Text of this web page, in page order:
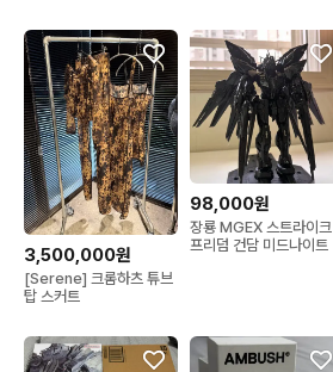
3,500,000원
[Serene] 크롬하츠 튜브
탑 스커트
98,000원
장룡 MGEX 스트라이크
프리덤 건담 미드나이트